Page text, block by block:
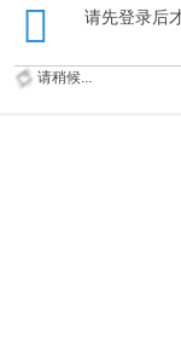
请先登录后
请稍候...